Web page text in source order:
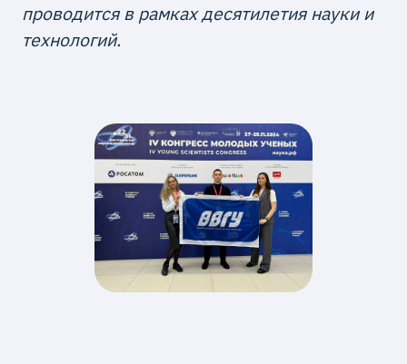
проводится в рамках десятилетия науки и
технологий.